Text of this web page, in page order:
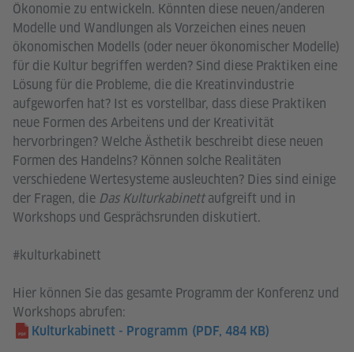
Ökonomie zu entwickeln. Könnten diese neuen/anderen
Modelle und Wandlungen als Vorzeichen eines neuen
ökonomischen Modells (oder neuer ökonomischer Modelle)
für die Kultur begriffen werden? Sind diese Praktiken eine
Lösung für die Probleme, die die Kreatinvindustrie
aufgeworfen hat? Ist es vorstellbar, dass diese Praktiken
neue Formen des Arbeitens und der Kreativität
hervorbringen? Welche Ästhetik beschreibt diese neuen
Formen des Handelns? Können solche Realitäten
verschiedene Wertesysteme ausleuchten? Dies sind einige
der Fragen, die Das Kulturkabinettaufgreift und in
Workshops und Gesprächsrunden diskutiert.
#kulturkabinett
Hier können Sie das gesamte Programm der Konferenz und
Workshops abrufen:
Kulturkabinett - Programm (PDF, 484 KB)